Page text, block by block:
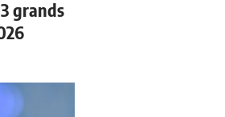
grands